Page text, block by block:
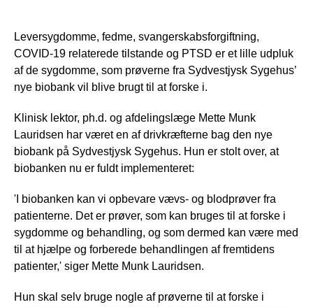
Leversygdomme, fedme, svangerskabsforgiftning,
COVID-19 relaterede tilstande og PTSD er et lille udpluk
af de sygdomme, som prøverne fra Sydvestjysk Sygehus’
nye biobank vil blive brugt til at forske i.
Klinisk lektor, ph.d. og afdelingslæge Mette Munk
Lauridsen har været en af drivkræfterne bag den nye
biobank på Sydvestjysk Sygehus. Hun er stolt over, at
biobanken nu er fuldt implementeret:
'I biobanken kan vi opbevare vævs- og blodprøver fra
patienterne. Det er prøver, som kan bruges til at forske i
sygdomme og behandling, og som dermed kan være med
til at hjælpe og forberede behandlingen af fremtidens
patienter,' siger Mette Munk Lauridsen.
Hun skal selv bruge nogle af prøverne til at forske i